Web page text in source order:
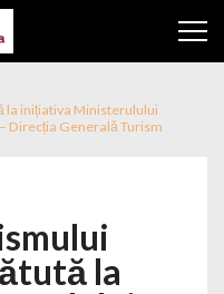
la inițiativa Ministerulului
Direcția Generală Turism
la